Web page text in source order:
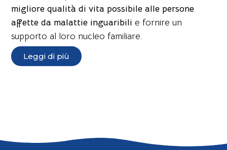
migliore qualità di vita possibile alle persone
affette da malattie inguaribili e fornire un
supporto al loro nucleo familiare.
Leggi di più